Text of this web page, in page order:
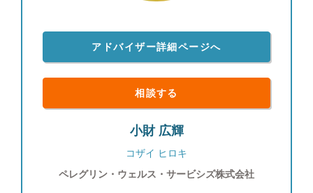
アドバイザー詳細ページへ
相談する
小財 広輝
コザイ ヒロキ
ペレグリン・ウェルス・サービシズ株式会社